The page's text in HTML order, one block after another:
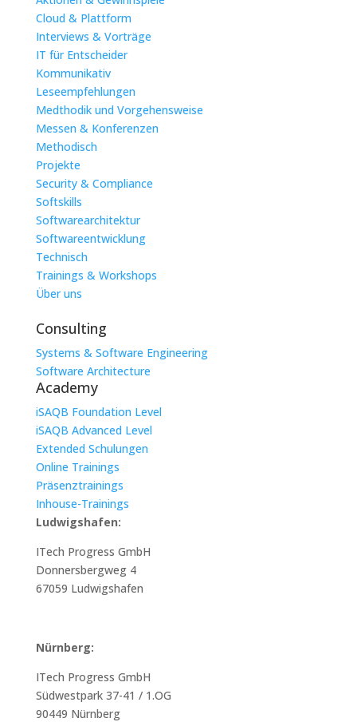
Cloud & Plattform
Interviews & Vorträge
IT für Entscheider
Kommunikativ
Leseempfehlungen
Medthodik und Vorgehensweise
Messen & Konferenzen
Methodisch
Projekte
Security & Compliance
Softskills
Softwarearchitektur
Softwareentwicklung
Technisch
Trainings & Workshops
Über uns
Consulting
Systems & Software Engineering
Software Architecture
Academy
iSAQB Foundation Level
iSAQB Advanced Level
Extended Schulungen
Online Trainings
Präsenztrainings
Inhouse-Trainings
Ludwigshafen:
ITech Progress GmbH
Donnersbergweg 4
67059 Ludwigshafen
Nürnberg:
ITech Progress GmbH
Südwestpark 37-41 / 1.OG
90449 Nürnberg